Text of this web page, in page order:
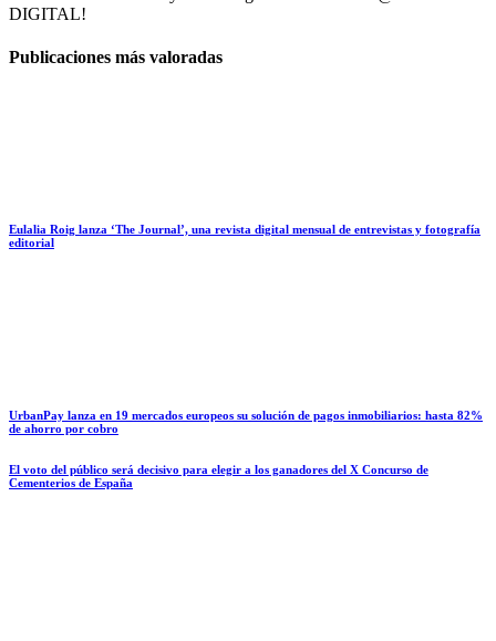
DIGITAL!
Publicaciones más valoradas
Eulalia Roig lanza ‘The Journal’, una revista digital mensual de entrevistas y fotografía
editorial
UrbanPay lanza en 19 mercados europeos su solución de pagos inmobiliarios: hasta 82%
de ahorro por cobro
El voto del público será decisivo para elegir a los ganadores del X Concurso de
Cementerios de España